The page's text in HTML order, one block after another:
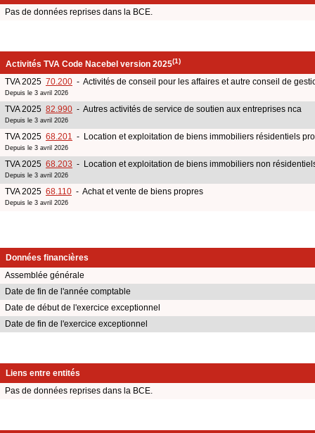
Pas de données reprises dans la BCE.
Activités TVA Code Nacebel version 2025(1)
TVA 2025 70.200 - Activités de conseil pour les affaires et autre conseil de
Depuis le 3 avril 2026
TVA 2025 82.990 - Autres activités de service de soutien aux entreprises nca
Depuis le 3 avril 2026
TVA 2025 68.201 - Location et exploitation de biens immobiliers résidentiels
Depuis le 3 avril 2026
TVA 2025 68.203 - Location et exploitation de biens immobiliers non
Depuis le 3 avril 2026
TVA 2025 68.110 - Achat et vente de biens propres
Depuis le 3 avril 2026
Données financières
Assemblée générale
Date de fin de l'année comptable
Date de début de l'exercice exceptionnel
Date de fin de l'exercice exceptionnel
Liens entre entités
Pas de données reprises dans la BCE.